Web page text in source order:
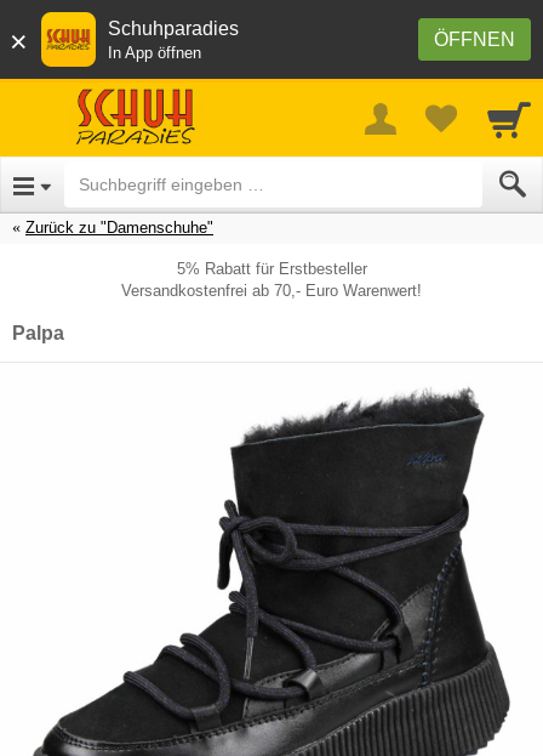
× ÖFFNEN
Schuhparadies
In App öffnen
Zurück zu "Damenschuhe"
5% Rabatt für Erstbesteller
Versandkostenfrei ab 70,- Euro Warenwert!
Palpa